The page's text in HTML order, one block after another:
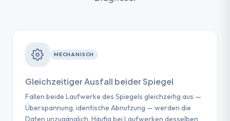
MECHANISCH
Gleichzeitiger Ausfall beider Spiegel
Fallen beide Laufwerke des Spiegels gleichzeitig aus —
Überspannung, identische Abnutzung — werden die
Daten unzugänglich. Häufig bei Laufwerken desselben